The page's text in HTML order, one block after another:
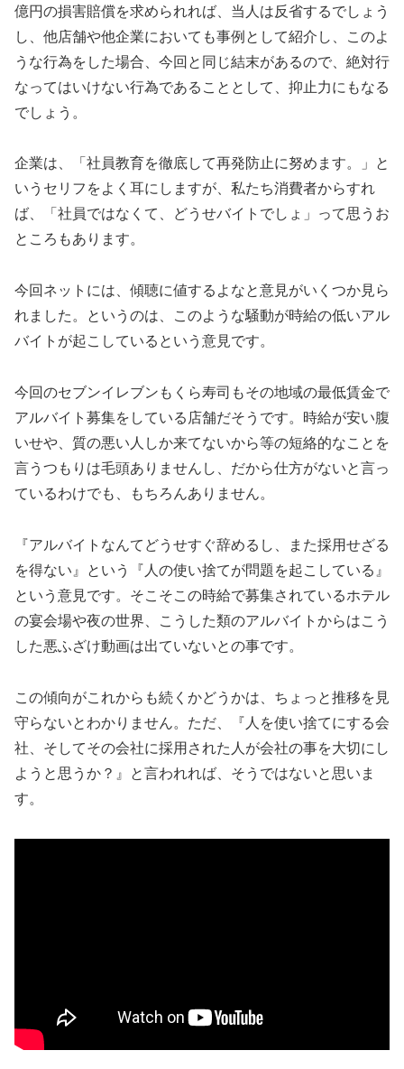
億円の損害賠償を求められれば、当人は反省するでしょう
し、他店舗や他企業においても事例として紹介し、このよ
うな行為をした場合、今回と同じ結末があるので、絶対行
なってはいけない行為であることとして、抑止力にもなる
でしょう。
企業は、「社員教育を徹底して再発防止に努めます。」と
いうセリフをよく耳にしますが、私たち消費者からすれ
ば、「社員ではなくて、どうせバイトでしょ」って思うお
ところもあります。
今回ネットには、傾聴に値するよなと意見がいくつか見ら
れました。というのは、このような騒動が時給の低いアル
バイトが起こしているという意見です。
今回のセブンイレブンもくら寿司もその地域の最低賃金で
アルバイト募集をしている店舗だそうです。時給が安い腹
いせや、質の悪い人しか来てないから等の短絡的なことを
言うつもりは毛頭ありませんし、だから仕方がないと言っ
ているわけでも、もちろんありません。
『アルバイトなんてどうせすぐ辞めるし、また採用せざる
を得ない』という『人の使い捨てが問題を起こしている』
という意見です。そこそこの時給で募集されているホテル
の宴会場や夜の世界、こうした類のアルバイトからはこう
した悪ふざけ動画は出ていないとの事です。
この傾向がこれからも続くかどうかは、ちょっと推移を見
守らないとわかりません。ただ、『人を使い捨てにする会
社、そしてその会社に採用された人が会社の事を大切にし
ようと思うか？』と言われれば、そうではないと思いま
す。